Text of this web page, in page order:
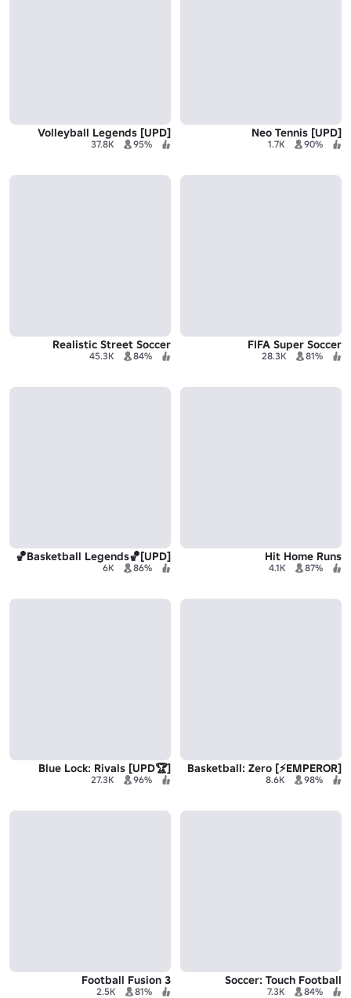
[UPD] Neo Tennis
90%
1.7K
[UPD] Volleyball Legends
95%
37.8K
FIFA Super Soccer
81%
28.3K
Realistic Street Soccer
84%
45.3K
Hit Home Runs
87%
4.1K
[UPD]🏀Basketball Legends🏀
86%
6K
[EMPEROR⚡] Basketball: Zero
98%
8.6K
[🏆UPD] Blue Lock: Rivals
96%
27.3K
Soccer: Touch Football
84%
7.3K
Football Fusion 3
81%
2.5K